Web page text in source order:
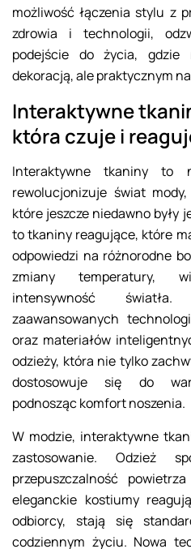
możliwość łączenia stylu z
zdrowia i technologii,
podejście do życia,
dekoracją, ale praktycznym
Interaktywne
która czuje i
Interaktywne tkaniny to
rewolucjonizuje świat
które jeszcze niedawno były
to tkaniny reagujące, które
odpowiedzi na różnorodne
zmiany temperatury,
intensywność
zaawansowanych
oraz materiałów
odzieży, która nie tylko
dostosowuje się do
podnosząc komfort noszenia.
W modzie, interaktywne
zastosowanie. Odzież
przepuszczalność
eleganckie kostiumy
odbiorcy, stają się
codziennym życiu. Nowa